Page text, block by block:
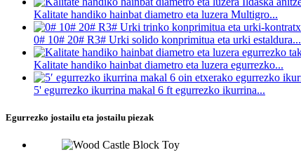
Kalitate handiko hainbat diametro eta luzera Multigro...
0# 10# 20# R3# Urki solido konprimitua eta urki estaldura...
Kalitate handiko hainbat diametro eta luzera egurrezko...
5' egurrezko ikurrina makal 6 ft egurrezko ikurrina...
Egurrezko jostailu eta jostailu piezak